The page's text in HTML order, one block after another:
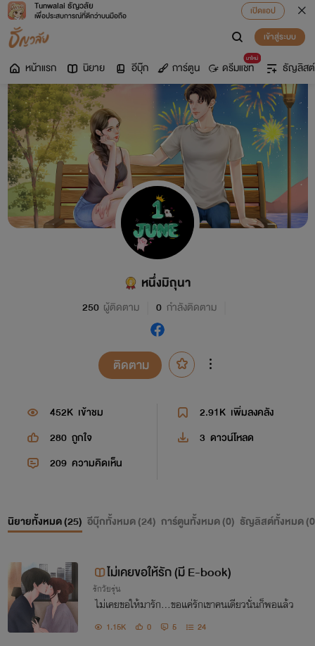
Tunwalai ธัญวลัย
เพื่อประสบการณ์ที่ดีกว่าบนมือถือ
เปิดแอป
เข้าสู่ระบบ
หน้าแรก นิยาย อีบุ๊ก การ์ตูน
มาใหม่
ดรีมแชท ธัญลิสต์
หนึ่งมิถุนา
250 ผู้ติดตาม 0 กำลังติดตาม
ติดตาม
452K เข้าชม 2.91K เพิ่มลงคลัง
280 ถูกใจ 3 ดาวน์โหลด
209 ความคิดเห็น
นิยายทั้งหมด (25) อีบุ๊กทั้งหมด (24) การ์ตูนทั้งหมด (0) ธัญลิสต์ทั้งหมด (0
ไม่เคยขอให้รัก (มี E-book)
รักวัยรุ่น
ไม่เคยขอให้มารัก...ขอแค่รักเขาคนเดียวนั่นก็พอแล้ว
1.15K 0 5 24